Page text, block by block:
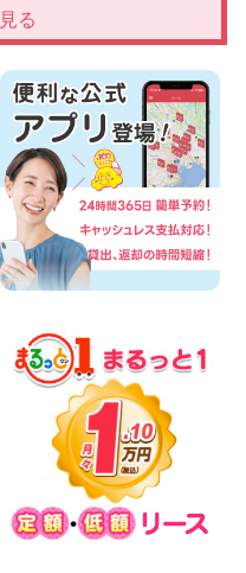
ック 』 ご予約はお早め
ティ宇品店
2026年08月08日
★ 三重県 四日市インタ
円レンタカー 四日市インター
2026年08月08日
!!夏季特別キャンペーン
川県 横浜弥生台店
100円レンタカー 横浜弥生台
2026年08月08日
盆休みご連絡 愛知県
題プラン ☆ 埼玉県 杉
100円レンタカー 杉戸
2026年08月07日
は安全第一!交通事故に
潟県 佐渡空港店
100円レンタカー 佐渡空港
2026年08月07日
る